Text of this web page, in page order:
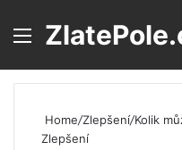
Menu
Home/Zlepšení/Kolik
Zlepšení